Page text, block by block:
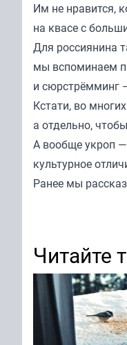
Им не нравится,
на квасе с
Для россиянина
мы вспоминаем
и сюрстрёмминг
Кстати, во
а отдельно,
А вообще укроп —
культурное
Ранее мы
Читайте